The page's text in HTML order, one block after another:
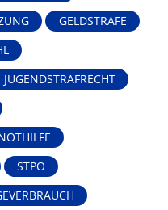
GELDSTRAFE
JUGENDSTRAFRECHT
STPO